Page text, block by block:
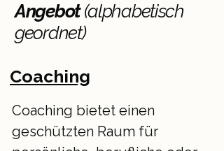
Angebot(alphabetisch
geordnet)
Coaching
Coaching bietet einen
geschützten Raum für